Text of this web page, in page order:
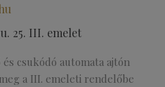
25. III. emelet
csukódó automata ajtón
a III. emeleti rendelőbe